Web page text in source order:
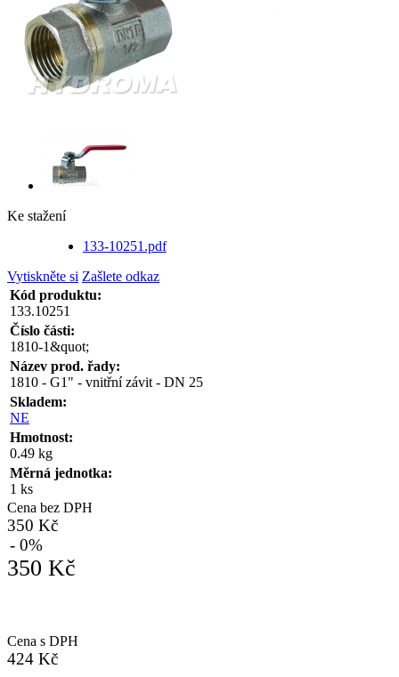
Ke stažení
133-10251.pdf
Vytiskněte si Zašlete odkaz
Kód produktu:
133.10251
Číslo části:
1810-1&quot;
Název prod. řady:
1810 - G1" - vnitřní závit - DN 25
Skladem:
NE
Hmotnost:
0.49 kg
Měrná jednotka:
1 ks
Cena bez DPH
350 Kč
- 0%
350 Kč
Cena s DPH
424 Kč